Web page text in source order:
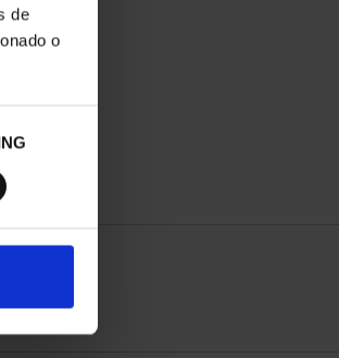
de
o